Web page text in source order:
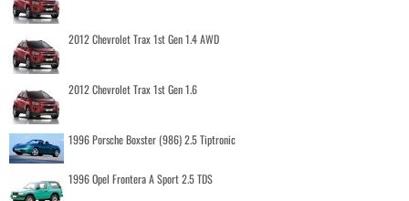
2012 Chevrolet Trax 1st Gen 1.4 AWD
2012 Chevrolet Trax 1st Gen 1.6
1996 Porsche Boxster (986) 2.5 Tiptronic
1996 Opel Frontera A Sport 2.5 TDS